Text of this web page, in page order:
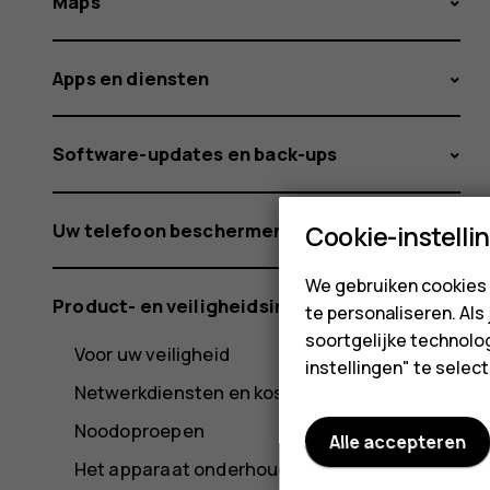
Apps en diensten
Software-updates en back-ups
Uw telefoon beschermen
Product- en veiligheidsinformatie
Voor uw veiligheid
Netwerkdiensten en kosten
Noodoproepen
Het apparaat onderhouden
Cookie-
We gebruiken
te personaliseren.
soortgelijke
instellingen" te
Alle accepteren